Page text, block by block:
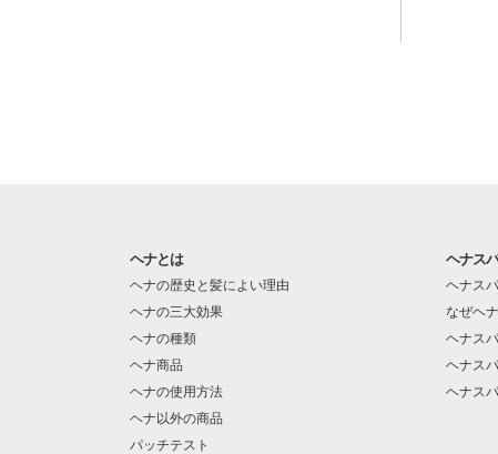
ヘナとは
ヘナの歴史と髪によい理由
ヘナの三大効果
ヘナの種類
ヘナ商品
ヘナの使用方法
ヘナ以外の商品
パッチテスト
ヘナス
ヘナス
なぜヘ
ヘナス
ヘナス
ヘナス